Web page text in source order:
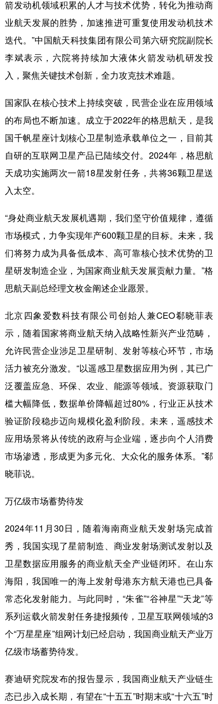
Deutsch Português
箭发动机领域积累的人才与技术优势，转化为推动商
业航天发展的胜势，加速推进可重复使用发动机技术
迭代。”中国航天科技集团有限公司第六研究院副院长
李斌表示，六院将持续加大液体火箭发动机研发投
入，聚焦关键技术创新，全力攻克技术难题。
国家队在核心技术上持续突破，民营企业在应用领域
的布局也不断加速。成立于2022年的格思航天，是我
国千帆星座计划核心卫星制造承载单位之一，目前其
自研的互联网卫星产品已陆续交付。2024年，格思航
天成功实施两次一箭18星发射任务，共将36颗卫星送
入太空。
“身处商业航天发展机遇期，我们坚守价值规律，遵循
市场模式，力争实现年产600颗卫星的目标。未来，我
们将努力成为具备低成本、高可靠核心技术优势的卫
星研发制造企业，为国家商业航天发展贡献力量。”格
思航天副总经理文枚金阐述企业愿景。
北京四象爱数科技有限公司创始人兼CEO郗晓菲表
示，随着国家将商业航天纳入战略性新兴产业范畴，
允许民营企业涉足卫星研制、发射等核心环节，市场
活力被充分激发。“以遥感卫星数据应用为例，其已广
泛覆盖应急、环保、农业、能源等领域。资源获取门
槛大幅降低，数据单价降幅超过80%，行业正从技术
验证阶段稳步迈向规模化盈利阶段。未来，遥感技术
应用场景将从传统的政府与企业端，逐步向个人消费
市场渗透，形成更为多元化、大众化的服务体系。”郗
晓菲说。
万亿级市场蓄势待发
2024年11月30日，随着海南商业航天发射场完成首
秀，我国实现了星箭制造、商业发射场测试发射以及
卫星数据应用服务的商业航天全产业链闭环。在山东
海阳，我国唯一的海上发射母港东方航天港也已具备
常态化发射能力。与此同时，“朱雀”“谷神星”“天龙”等
系列运载火箭发射任务捷报频传，卫星互联网领域的3
个“万星星座”组网计划已经启动，我国商业航天产业万
亿级市场蓄势待发。
赛迪研究院发布的报告显示，我国商业航天产业链生
态已步入成长期，有望在“十五五”时期末或“十六五”时